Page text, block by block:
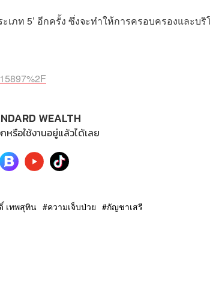
ภท 5’ อีกครั้ง ซึ่งจะทำให้การครอบครองและบริ
WEALTH
รือใช้งานอยู่แล้วได้เลย
เทพสุทิน ความเจ็บป่วย กัญชาเสรี